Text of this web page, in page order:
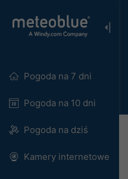
Pogoda na 7 dni
Pogoda na 10 dni
Pogoda na dziś
Kamery internetowe